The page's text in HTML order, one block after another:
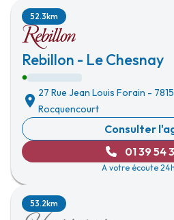
Rebillon - Le Chesnay
52.3km
27 Rue Jean Louis Forain -
Rocquencourt
Consulter
01 39 54
A votre écoute
53.2km